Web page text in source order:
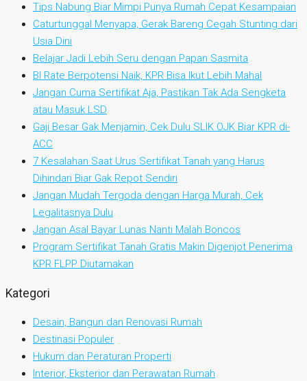
Tips Nabung Biar Mimpi Punya Rumah Cepat Kesampaian
Caturtunggal Menyapa, Gerak Bareng Cegah Stunting dari
Usia Dini
Belajar Jadi Lebih Seru dengan Papan Sasmita
BI Rate Berpotensi Naik, KPR Bisa Ikut Lebih Mahal
Jangan Cuma Sertifikat Aja, Pastikan Tak Ada Sengketa
atau Masuk LSD
Gaji Besar Gak Menjamin, Cek Dulu SLIK OJK Biar KPR di-
ACC
7 Kesalahan Saat Urus Sertifikat Tanah yang Harus
Dihindari Biar Gak Repot Sendiri
Jangan Mudah Tergoda dengan Harga Murah, Cek
Legalitasnya Dulu
Jangan Asal Bayar Lunas Nanti Malah Boncos
Program Sertifikat Tanah Gratis Makin Digenjot Penerima
KPR FLPP Diutamakan
Kategori
Desain, Bangun dan Renovasi Rumah
Destinasi Populer
Hukum dan Peraturan Properti
Interior, Eksterior dan Perawatan Rumah